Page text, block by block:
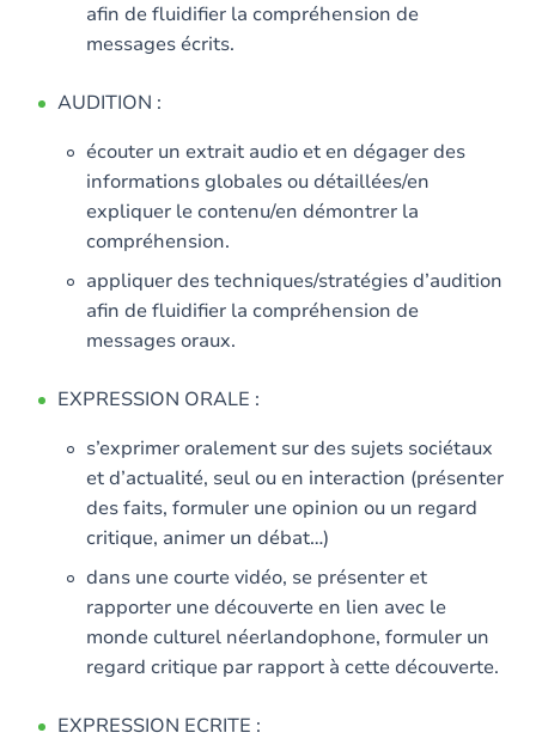
afin de fluidifier la compréhension de
messages écrits.
AUDITION :
écouter un extrait audio et en dégager des
informations globales ou détaillées/en
expliquer le contenu/en démontrer la
compréhension.
appliquer des techniques/stratégies d’audition
afin de fluidifier la compréhension de
messages oraux.
EXPRESSION ORALE :
s’exprimer oralement sur des sujets sociétaux
et d’actualité, seul ou en interaction (présenter
des faits, formuler une opinion ou un regard
critique, animer un débat…)
dans une courte vidéo, se présenter et
rapporter une découverte en lien avec le
monde culturel néerlandophone, formuler un
regard critique par rapport à cette découverte.
EXPRESSION ECRITE :